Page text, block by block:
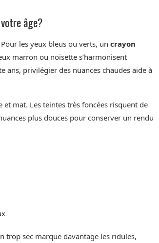
âge?
les yeux bleus ou verts, un crayon
marron ou noisette s’harmonisent
ans, privilégier des nuances chaudes aide à
mat. Les teintes très foncées risquent de
plus douces pour conserver un rendu
trop sec marque davantage les ridules,